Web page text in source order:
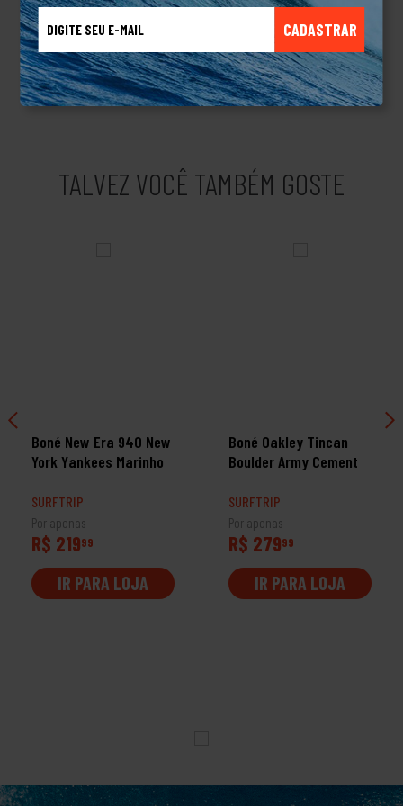
CADASTRAR
que resistem ao desbotamento causado pelo sol e pelo uso
diário.Especificações Técnicas:Marca: QuiksilverModelo: Emb
Side Omni (Aba Curva)Composição: 97% Poliéster / 3%
ElastanoEstilo: Casual / StreetwearDiferencial: Logo Omni
bordado em posição lateral
TALVEZ VOCÊ TAMBÉM GOSTE
Boné New Era 940 New
York Yankees Marinho
SURFTRIP
Por apenas
R$ 21999
IR PARA LOJA
Boné Oakley Tincan
Boulder Army Cement
SURFTRIP
Por apenas
R$ 27999
IR PARA LOJA